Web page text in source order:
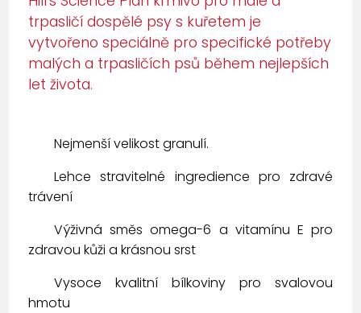
trpasličí dospělé psy s kuřetem je
vytvořeno speciálně pro specifické potřeby
malých a trpasličích psů během nejlepších
let života.
Nejmenší velikost granulí.
Lehce stravitelné ingredience pro zdravé
trávení
Výživná směs omega-6 a vitamínu E pro
zdravou kůži a krásnou srst
Vysoce kvalitní bílkoviny pro svalovou
hmotu